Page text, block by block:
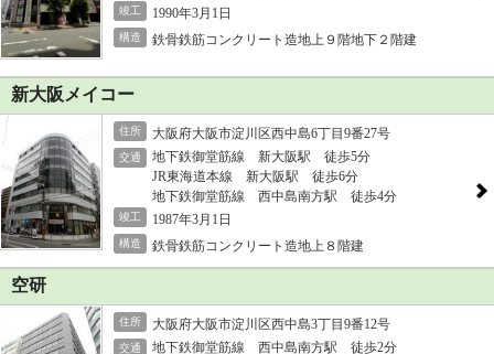
竣工 1990年3月1日
構造 鉄骨鉄筋コンクリート造地上９階地下２階建
新大阪メイコー
住所 大阪府大阪市淀川区西中島6丁目9番27号
交通
地下鉄御堂筋線 新大阪駅 徒歩5分
JR東海道本線 新大阪駅 徒歩6分
地下鉄御堂筋線 西中島南方駅 徒歩4分
竣工 1987年3月1日
構造 鉄骨鉄筋コンクリート造地上８階建
空研
住所 大阪府大阪市淀川区西中島3丁目9番12号
交通
地下鉄御堂筋線 西中島南方駅 徒歩2分